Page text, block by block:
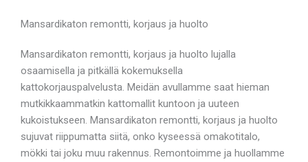
Mansardikaton remontti, korjaus ja huolto
Mansardikaton remontti, korjaus ja huolto lujalla
osaamisella ja pitkällä kokemuksella
kattokorjauspalvelusta. Meidän avullamme saat hieman
mutkikkaammatkin kattomallit kuntoon ja uuteen
kukoistukseen. Mansardikaton remontti, korjaus ja huolto
sujuvat riippumatta siitä, onko kyseessä omakotitalo,
mökki tai joku muu rakennus. Remontoimme ja huollamme